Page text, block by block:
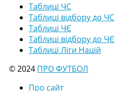
Таблиці ЧС
Таблиці відбору до ЧС
Таблиці ЧЄ
Таблиці відбору до ЧЄ
Таблиці Ліги Націй
© 2024 ПРО ФУТБОЛ
Про сайт